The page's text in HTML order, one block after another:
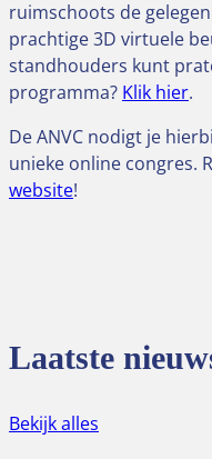
ruimschoots de
prachtige 3D virtuele
standhouders kunt
programma? Klik hier.
De ANVC nodigt je
unieke online congres.
website!
Laatste
Bekijk alles